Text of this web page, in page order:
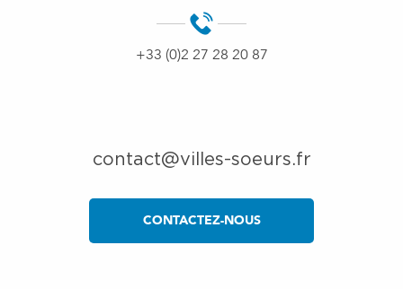
+33 (0)2 27 28 20 87
contact@villes-soeurs.fr
CONTACTEZ-NOUS